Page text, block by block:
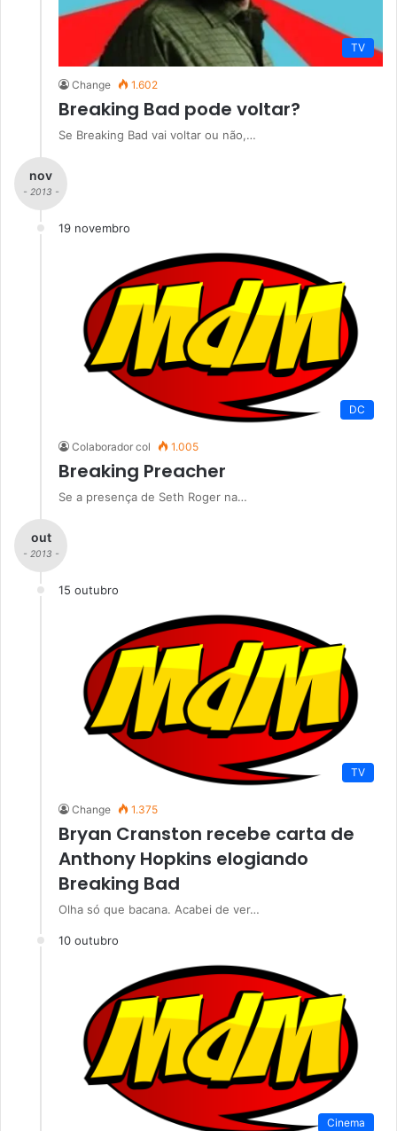
TV
Change 1.602
Breaking Bad pode voltar?
Se Breaking Bad vai voltar ou não,…
nov
- 2013 -
19 novembro
DC
Colaborador col 1.005
Breaking Preacher
Se a presença de Seth Roger na…
out
- 2013 -
15 outubro
TV
Change 1.375
Bryan Cranston recebe carta de
Anthony Hopkins elogiando
Breaking Bad
Olha só que bacana. Acabei de ver…
10 outubro
Cinema